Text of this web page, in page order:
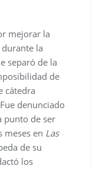
mejorar la
la
separó de la
de
cátedra
denunciado
punto de ser
meses en Las
de su
los